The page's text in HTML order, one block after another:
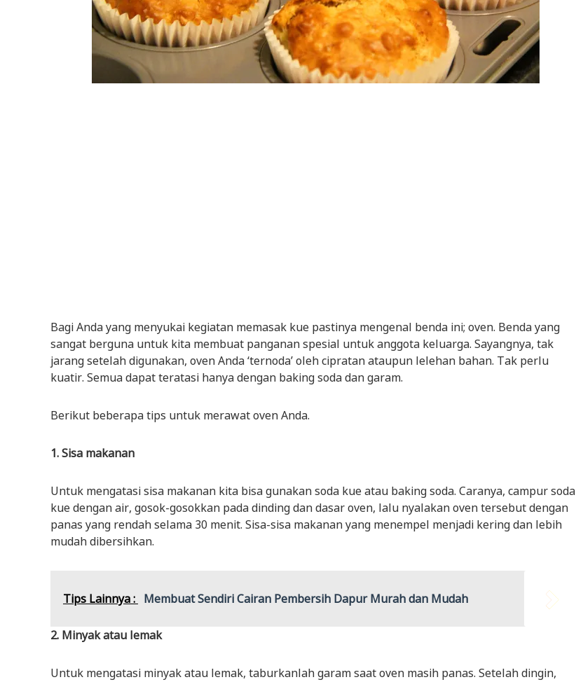
Bagi Anda yang menyukai kegiatan memasak kue pastinya mengenal benda ini; oven. Benda yang
sangat berguna untuk kita membuat panganan spesial untuk anggota keluarga. Sayangnya, tak
jarang setelah digunakan, oven Anda ‘ternoda’ oleh cipratan ataupun lelehan bahan. Tak perlu
kuatir. Semua dapat teratasi hanya dengan baking soda dan garam.
Berikut beberapa tips untuk merawat oven Anda.
1. Sisa makanan
Untuk mengatasi sisa makanan kita bisa gunakan soda kue atau baking soda. Caranya, campur soda
kue dengan air, gosok-gosokkan pada dinding dan dasar oven, lalu nyalakan oven tersebut dengan
panas yang rendah selama 30 menit. Sisa-sisa makanan yang menempel menjadi kering dan lebih
mudah dibersihkan.
Tips Lainnya : Membuat Sendiri Cairan Pembersih Dapur Murah dan Mudah
2. Minyak atau lemak
Untuk mengatasi minyak atau lemak, taburkanlah garam saat oven masih panas. Setelah dingin,